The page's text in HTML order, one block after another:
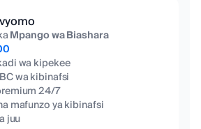
Mpango wa Biashara
wa kipekee
wa kibinafsi
24/7
mafunzo ya kibinafsi
juu